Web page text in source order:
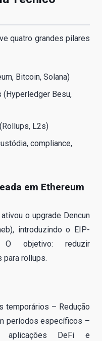
quatro grandes pilares
Bitcoin, Solana)
(Hyperledger Besu,
L2s)
compliance,
em Ethereum
o upgrade Dencun
introduzindo o EIP-
O objetivo: reduzir
para rollups.
temporários – Redução
períodos específicos –
aplicações DeFi e